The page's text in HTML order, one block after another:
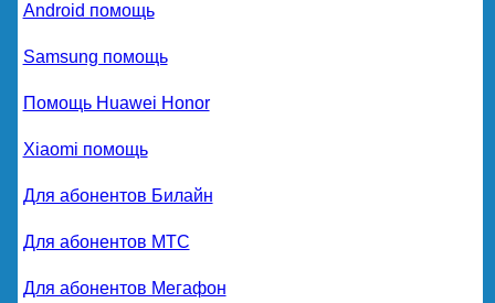
Android помощь
Samsung помощь
Помощь Huawei Honor
Xiaomi помощь
Для абонентов Билайн
Для абонентов МТС
Для абонентов Мегафон